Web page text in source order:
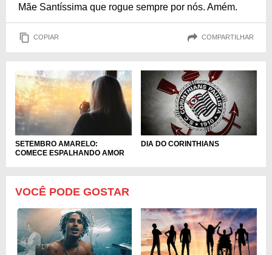
Mãe Santíssima que rogue sempre por nós. Amém.
COPIAR COMPARTILHAR
SETEMBRO AMARELO:
COMECE ESPALHANDO AMOR
DIA DO CORINTHIANS
VOCÊ PODE GOSTAR